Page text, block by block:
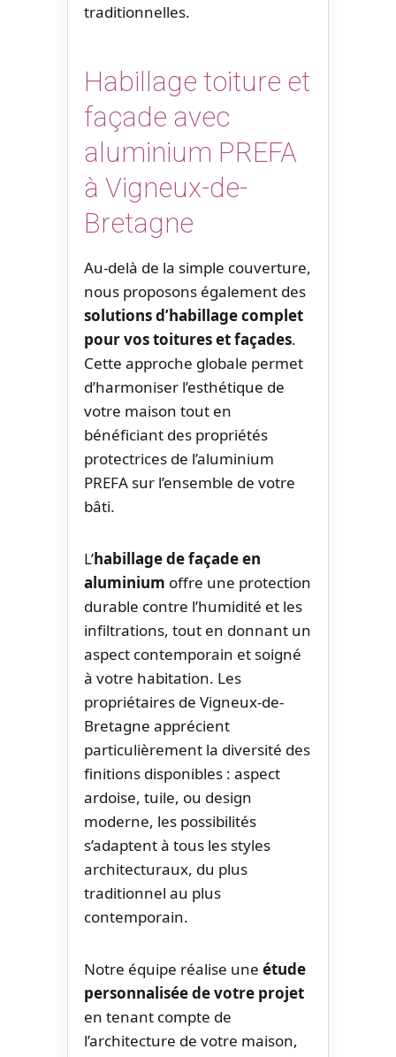
traditionnelles.
Habillage toiture et
façade avec
aluminium PREFA
à Vigneux-de-
Bretagne
Au-delà de la simple couverture,
nous proposons également des
solutions d’habillage complet
pour vos toitures et façades.
Cette approche globale permet
d’harmoniser l’esthétique de
votre maison tout en
bénéficiant des propriétés
protectrices de l’aluminium
PREFA sur l’ensemble de votre
bâti.
L’habillage de façade en
aluminium offre une protection
durable contre l’humidité et les
infiltrations, tout en donnant un
aspect contemporain et soigné
à votre habitation. Les
propriétaires de Vigneux-de-
Bretagne apprécient
particulièrement la diversité des
finitions disponibles : aspect
ardoise, tuile, ou design
moderne, les possibilités
s’adaptent à tous les styles
architecturaux, du plus
traditionnel au plus
contemporain.
Notre équipe réalise une étude
personnalisée de votre projet
en tenant compte de
l’architecture de votre maison,